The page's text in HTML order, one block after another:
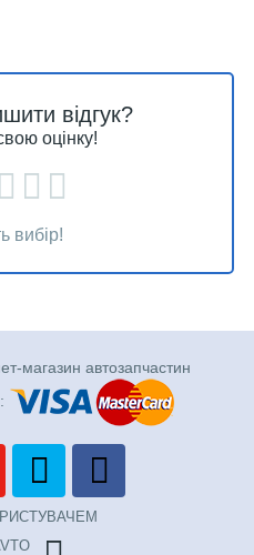
відгук?
оцінку!
вибір!
магазин автозапчастин